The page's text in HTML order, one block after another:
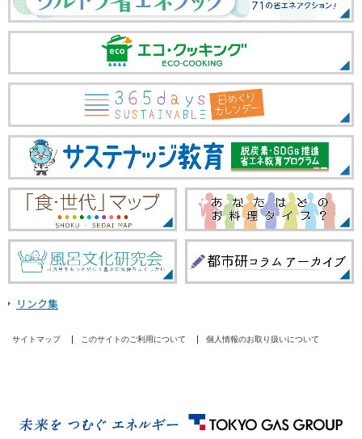
リンク集
サイトマップ このサイトのご利用について 個人情報のお取り扱いについて